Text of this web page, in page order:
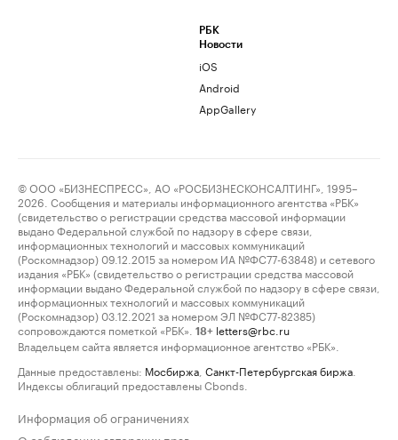
РБК
Новости
iOS
Android
AppGallery
© ООО «БИЗНЕСПРЕСС», АО «РОСБИЗНЕСКОНСАЛТИНГ», 1995–
2026. Сообщения и материалы информационного агентства «РБК»
(свидетельство о регистрации средства массовой информации
выдано Федеральной службой по надзору в сфере связи,
информационных технологий и массовых коммуникаций
(Роскомнадзор) 09.12.2015 за номером ИА №ФС77-63848) и сетевого
издания «РБК» (свидетельство о регистрации средства массовой
информации выдано Федеральной службой по надзору в сфере связи,
информационных технологий и массовых коммуникаций
(Роскомнадзор) 03.12.2021 за номером ЭЛ №ФС77-82385)
сопровождаются пометкой «РБК».
18+ letters@rbc.ru
Владельцем сайта является информационное агентство «РБК».
Данные предоставлены: Мосбиржа Санкт-Петербургская биржа
Индексы облигаций предоставлены Cbonds.
Информация об ограничениях